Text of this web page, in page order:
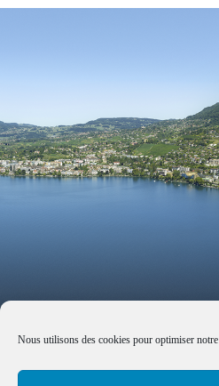
Nous utilisons des cookies pour optimiser